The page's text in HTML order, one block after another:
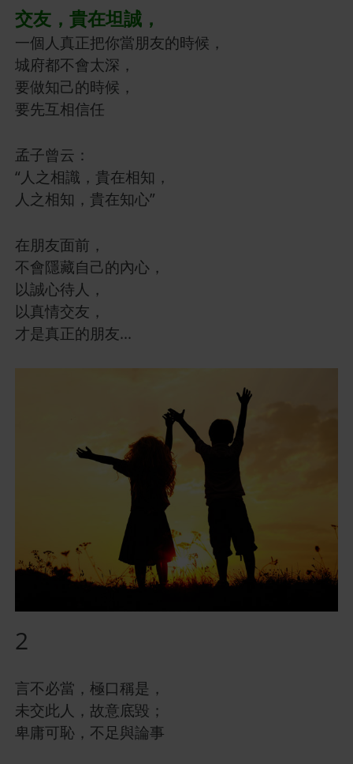
交友，貴在坦誠，
一個人真正把你當朋友的時候，
城府都不會太深，
要做知己的時候，
要先互相信任
孟子曾云：
“人之相識，貴在相知，
人之相知，貴在知心”
在朋友面前，
不會隱藏自己的內心，
以誠心待人，
以真情交友，
才是真正的朋友...
2
言不必當，極口稱是，
未交此人，故意底毀；
卑庸可恥，不足與論事